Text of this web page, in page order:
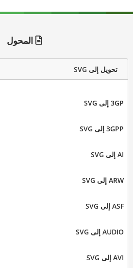
المحول
تحويل إلى SVG
3GP إلى SVG
3GPP إلى SVG
AI إلى SVG
ARW إلى SVG
ASF إلى SVG
AUDIO إلى SVG
AVI إلى SVG